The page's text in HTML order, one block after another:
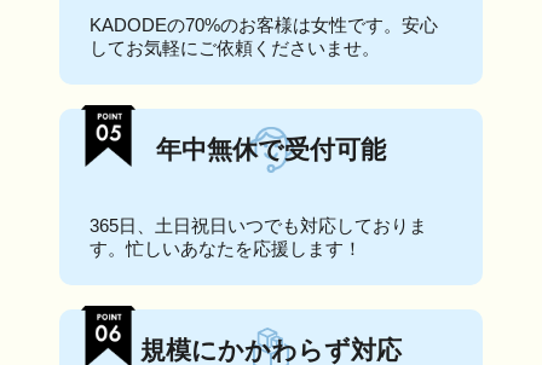
KADODEの70%のお客様は女性です。安心
してお気軽にご依頼くださいませ。
年中無休で受付可能
365日、土日祝日いつでも対応しておりま
す。忙しいあなたを応援します！
規模にかかわらず対応